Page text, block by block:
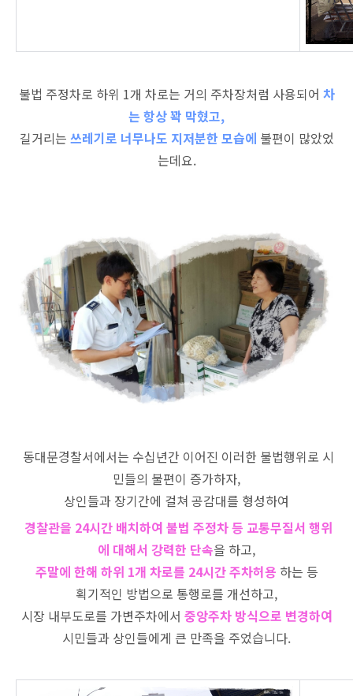
불법 주정차로 하위 1개 차로는 거의 주차장처럼 사용되어 차
는 항상 꽉 막혔고,
길거리는 쓰레기로 너무나도 지저분한 모습에 불편이 많았었
는데요.
동대문경찰서에서는 수십년간 이어진 이러한 불법행위로 시
민들의 불편이 증가하자,
상인들과 장기간에 걸쳐 공감대를 형성하여
경찰관을 24시간 배치하여 불법 주정차 등 교통무질서 행위
에 대해서 강력한 단속을 하고,
주말에 한해 하위 1개 차로를 24시간 주차허용 하는 등
획기적인 방법으로 통행로를 개선하고,
시장 내부도로를 가변주차에서 중앙주차 방식으로 변경하여
시민들과 상인들에게 큰 만족을 주었습니다.